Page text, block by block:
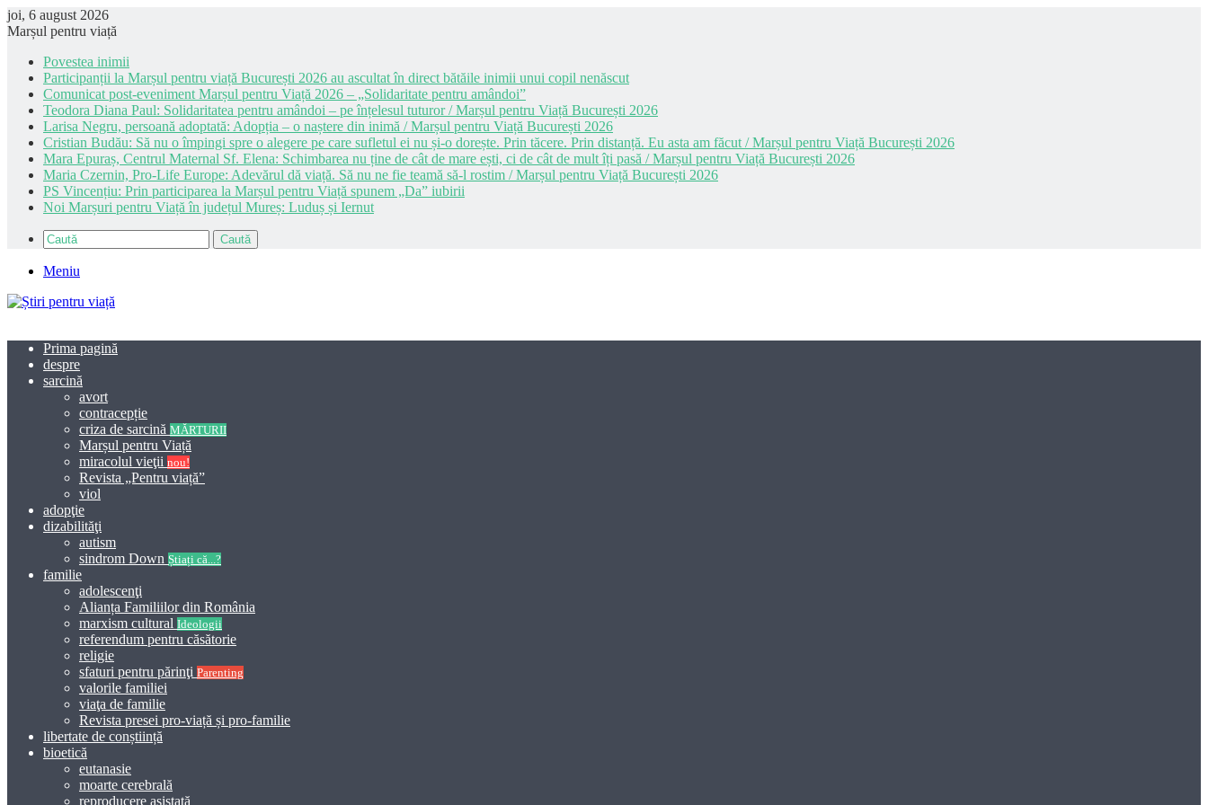
joi, 6 august 2026
Marșul pentru viață
Povestea inimii
Participanții la Marșul pentru viață București 2026 au ascultat în direct bătăile inimii unui copil nenăscut
Comunicat post-eveniment Marșul pentru Viață 2026 – „Solidaritate pentru amândoi”
Teodora Diana Paul: Solidaritatea pentru amândoi – pe înțelesul tuturor / Marșul pentru Viață București 2026
Larisa Negru, persoană adoptată: Adopția – o naștere din inimă / Marșul pentru Viață București 2026
Cristian Budău: Să nu o împingi spre o alegere pe care sufletul ei nu și-o dorește. Prin tăcere. Prin distanță. Eu asta am făcut / Marșul pentru Viață București 2026
Mara Epuraș, Centrul Maternal Sf. Elena: Schimbarea nu ține de cât de mare ești, ci de cât de mult îți pasă / Marșul pentru Viață București 2026
Maria Czernin, Pro-Life Europe: Adevărul dă viață. Să nu ne fie teamă să-l rostim / Marșul pentru Viață București 2026
PS Vincențiu: Prin participarea la Marșul pentru Viață spunem „Da” iubirii
Noi Marșuri pentru Viață în județul Mureș: Luduș și Iernut
Caută
Meniu
Prima pagină
despre
sarcină
avort
contracepție
criza de sarcină MĂRTURII
Marșul pentru Viață
miracolul vieţii nou!
Revista „Pentru viață”
viol
adopţie
dizabilităţi
autism
sindrom Down Știați că...?
familie
adolescenţi
Alianța Familiilor din România
marxism cultural Ideologii
referendum pentru căsătorie
religie
sfaturi pentru părinţi Parenting
valorile familiei
viaţa de familie
Revista presei pro-viață și pro-familie
libertate de conștiință
bioetică
eutanasie
moarte cerebrală
reproducere asistată